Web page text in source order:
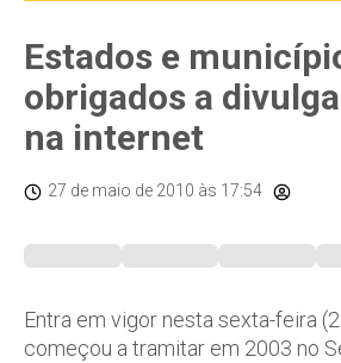
Estados e
obrigados a
na internet
27 de maio de 2010 às 17:54
Entra em vigor nesta sexta-feira
começou a tramitar em 2003 no